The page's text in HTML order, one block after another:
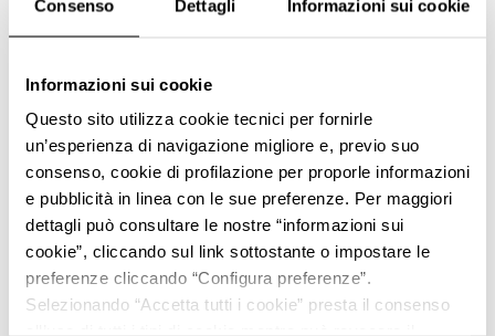
Consenso Dettagli Informazioni sui cookie
Informazioni sui cookie
Questo sito utilizza cookie tecnici per fornirle
un’esperienza di navigazione migliore e, previo suo
consenso, cookie di profilazione per proporle informazioni
e pubblicità in linea con le sue preferenze. Per maggiori
dettagli può consultare le nostre “informazioni sui
cookie”, cliccando sul link sottostante o impostare le
preferenze cliccando “Configura preferenze”.
Selezionando “Accetta tutti i cookie” presta il consenso